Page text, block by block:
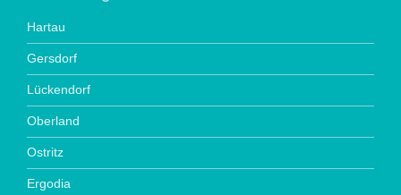
Hartau
Gersdorf
Lückendorf
Oberland
Ostritz
Ergodia